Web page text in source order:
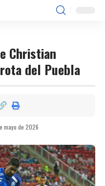
Christian
del Puebla
mayo de 2026